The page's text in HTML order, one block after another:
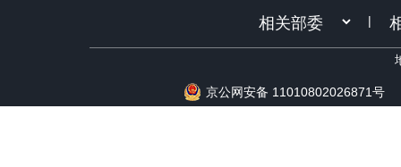
|
京公网安备 11010802026871号